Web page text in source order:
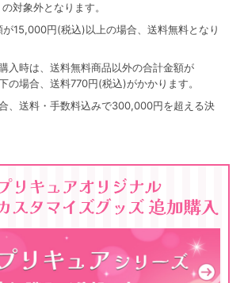
対象外となります。
が15,000円(税込)以上の場合、送料無料となり
入時は、送料無料商品以外の合計金額が
の場合、送料770円(税込)がかかります。
、送料・手数料込みで300,000円を超える決